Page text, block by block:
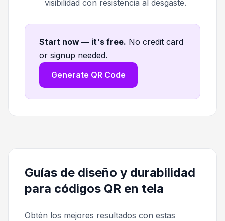
visibilidad con resistencia al desgaste.
Start now — it's free. No credit card
or signup needed.
Generate QR Code
Guías de diseño y durabilidad
para códigos QR en tela
Obtén los mejores resultados con estas